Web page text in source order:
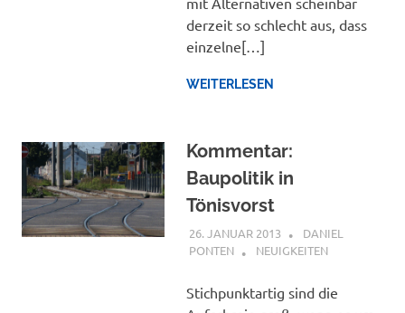
derzeit so schlecht aus, dass
einzelne[…]
WEITERLESEN
Kommentar:
Baupolitik in
Tönisvorst
26. JANUAR 2013
DANIEL
PONTEN
NEUIGKEITEN
Stichpunktartig sind die